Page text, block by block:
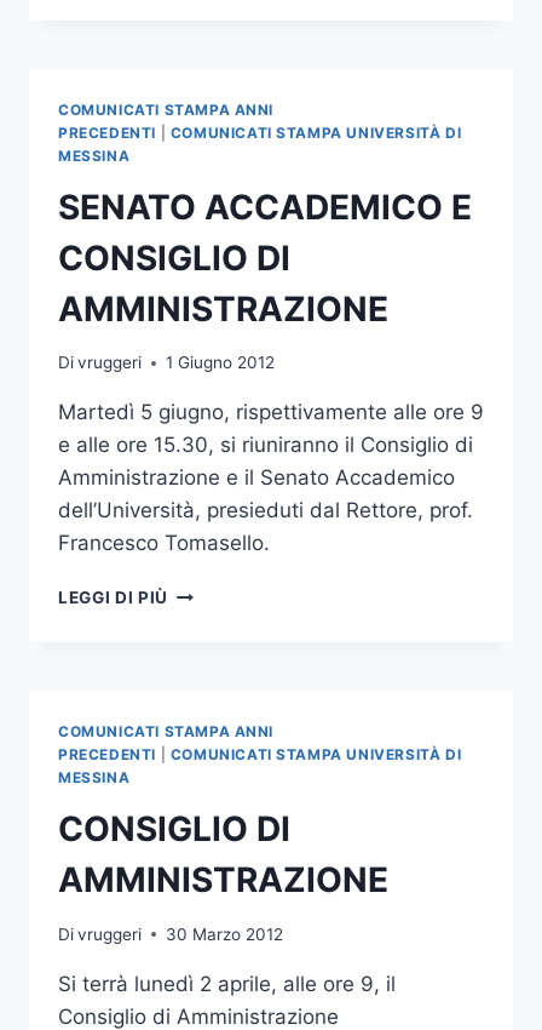
COMUNICATI STAMPA ANNI
PRECEDENTI
COMUNICATI STAMPA UNIVERSITÀ DI
MESSINA
SENATO ACCADEMICO E
CONSIGLIO DI
AMMINISTRAZIONE
Divruggeri 1 Giugno 2012
Martedì 5 giugno, rispettivamente alle ore 9
e alle ore 15.30, si riuniranno il Consiglio di
Amministrazione e il Senato Accademico
dell’Università, presieduti dal Rettore, prof.
Francesco Tomasello.
LEGGI DI PIÙ SENATO
COMUNICATI STAMPA ANNI
PRECEDENTI
COMUNICATI STAMPA UNIVERSITÀ DI
MESSINA
CONSIGLIO DI
AMMINISTRAZIONE
Divruggeri 30 Marzo 2012
Si terrà lunedì 2 aprile, alle ore 9, il
Consiglio di Amministrazione